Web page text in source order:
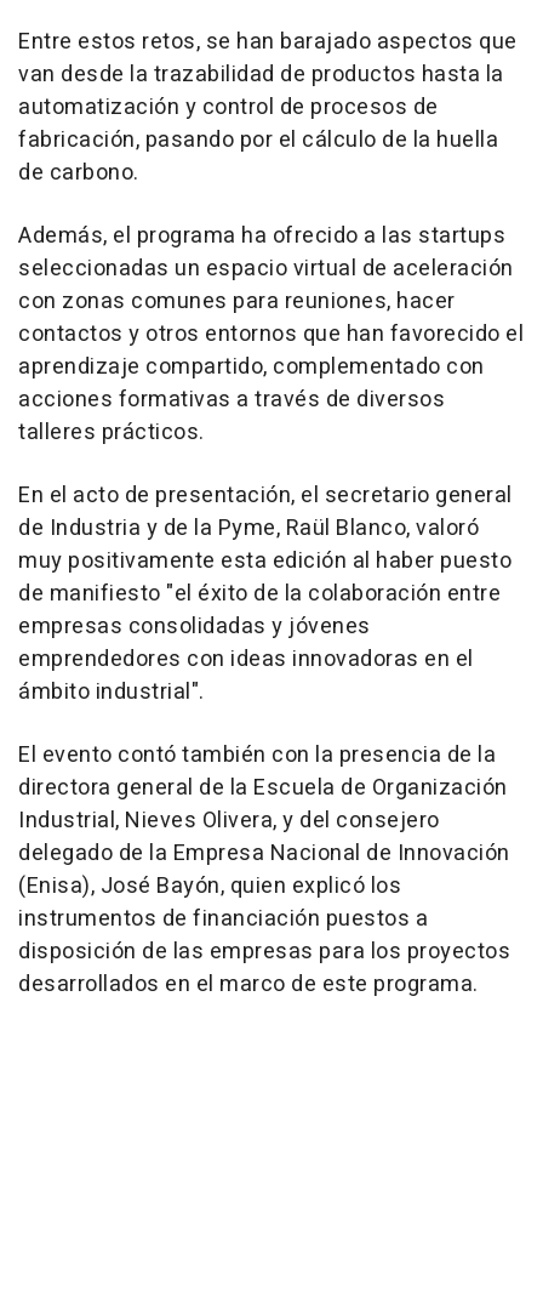
Entre estos retos, se han barajado aspectos que
van desde la trazabilidad de productos hasta la
automatización y control de procesos de
fabricación, pasando por el cálculo de la huella
de carbono.
Además, el programa ha ofrecido a las startups
seleccionadas un espacio virtual de aceleración
con zonas comunes para reuniones, hacer
contactos y otros entornos que han favorecido el
aprendizaje compartido, complementado con
acciones formativas a través de diversos
talleres prácticos.
En el acto de presentación, el secretario general
de Industria y de la Pyme, Raül Blanco, valoró
muy positivamente esta edición al haber puesto
de manifiesto "el éxito de la colaboración entre
empresas consolidadas y jóvenes
emprendedores con ideas innovadoras en el
ámbito industrial".
El evento contó también con la presencia de la
directora general de la Escuela de Organización
Industrial, Nieves Olivera, y del consejero
delegado de la Empresa Nacional de Innovación
(Enisa), José Bayón, quien explicó los
instrumentos de financiación puestos a
disposición de las empresas para los proyectos
desarrollados en el marco de este programa.